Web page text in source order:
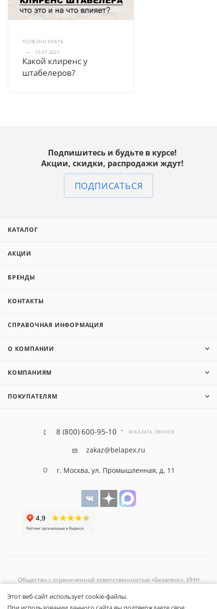
ПОЛЕЗНО ЗНАТЬ
—
15.07.2021
Какой клиренс у
штабелеров?
Подпишитесь и будьте в курсе!
Акции, скидки, распродажи ждут!
ПОДПИСАТЬСЯ
КАТАЛОГ
АКЦИИ
БРЕНДЫ
КОНТАКТЫ
СПРАВОЧНАЯ ИНФОРМАЦИЯ
О КОМПАНИИ
КОМПАНИЯМ
ПОКУПАТЕЛЯМ
8 (800) 600-95-10 ЗАКАЗАТЬ ЗВОНОК
zakaz@belapex.ru
г. Москва, ул. Промышленная, д. 11
Общество с ограниченной ответственностью «Белапекс», ИНН
Обращаем ваше внимание, что вся представленная на сайте
Этот веб-сайт использует cookie-файлы.